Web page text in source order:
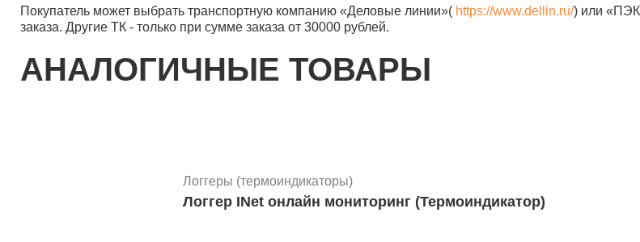
Покупатель может выбрать транспортную компанию «Деловые линии»( https://www.dellin.ru/) или
заказа. Другие ТК - только при сумме заказа от 30000 рублей.
АНАЛОГИЧНЫЕ ТОВАРЫ
Логгеры (термоиндикаторы)
Логгер INet онлайн мониторинг (Термоиндикатор)